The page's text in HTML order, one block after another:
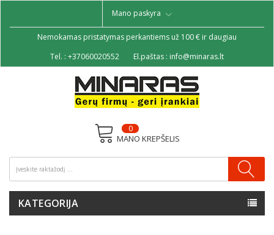
Mano paskyra
Nemokamas pristatymas perkantiems už 100 € ir daugiau
Tel. : +37060020552 El.paštas : info@minaras.lt
MANO KREPŠELIS
0
KATEGORIJA